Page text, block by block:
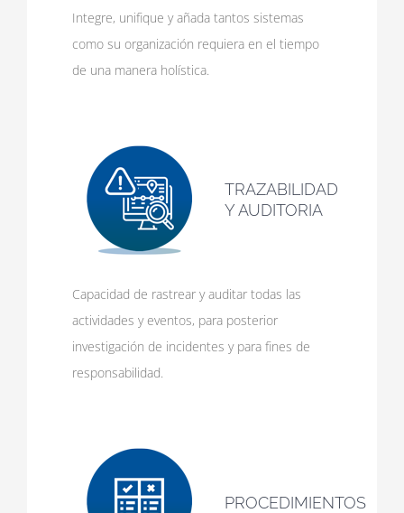
Integre, unifique y añada tantos sistemas
como su organización requiera en el tiempo
de una manera holística.
TRAZABILIDAD
Y AUDITORIA
Capacidad de rastrear y auditar todas las
actividades y eventos, para posterior
investigación de incidentes y para fines de
responsabilidad.
PROCEDIMIENTOS